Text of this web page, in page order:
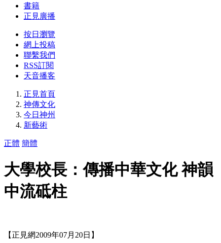
書籍
正見廣播
按日瀏覽
網上投稿
聯繫我們
RSS訂閱
天音播客
正見首頁
神傳文化
今日神州
新藝術
正體 簡體
大學校長：傳播中華文化 神韻
中流砥柱
【正見網2009年07月20日】